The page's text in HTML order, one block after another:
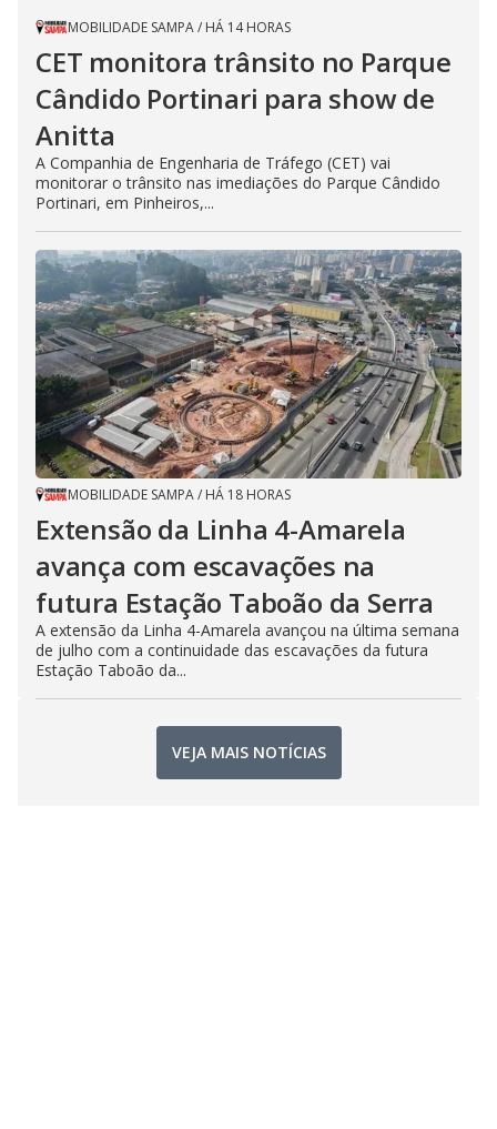
MOBILIDADE SAMPA/ HÁ 14 HORAS
CET monitora trânsito no Parque
Cândido Portinari para show de
Anitta
A Companhia de Engenharia de Tráfego (CET) vai
monitorar o trânsito nas imediações do Parque Cândido
Portinari, em Pinheiros,...
MOBILIDADE SAMPA/ HÁ 18 HORAS
Extensão da Linha 4-Amarela
avança com escavações na
futura Estação Taboão da Serra
A extensão da Linha 4-Amarela avançou na última semana
de julho com a continuidade das escavações da futura
Estação Taboão da...
VEJA MAIS NOTÍCIAS